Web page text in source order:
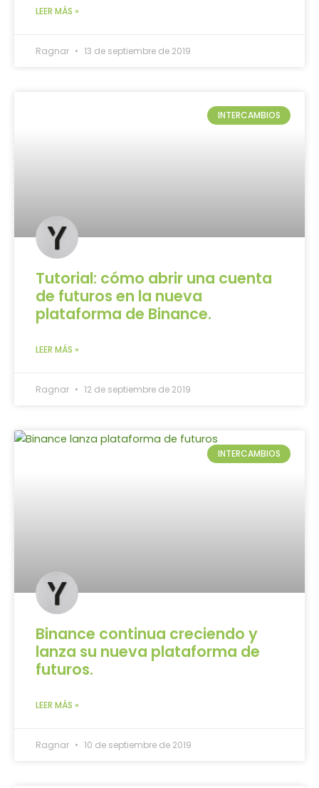
LEER MÁS »
Ragnar 13 de septiembre de 2019
INTERCAMBIOS
Tutorial: cómo abrir una cuenta
de futuros en la nueva
plataforma de Binance.
LEER MÁS »
Ragnar 12 de septiembre de 2019
INTERCAMBIOS
Binance continua creciendo y
lanza su nueva plataforma de
futuros.
LEER MÁS »
Ragnar 10 de septiembre de 2019